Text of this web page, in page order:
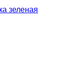
зеленая